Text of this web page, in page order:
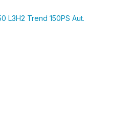
L3H2 Trend 150PS Aut.